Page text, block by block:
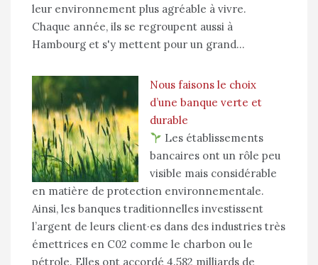
leur environnement plus agréable à vivre.
Chaque année, ils se regroupent aussi à
Hambourg et s'y mettent pour un grand…
Nous faisons le choix
d’une banque verte et
durable
Les établissements
bancaires ont un rôle peu
visible mais considérable
en matière de protection environnementale.
Ainsi, les banques traditionnelles investissent
l’argent de leurs client·es dans des industries très
émettrices en C02 comme le charbon ou le
pétrole. Elles ont accordé 4.582 milliards de